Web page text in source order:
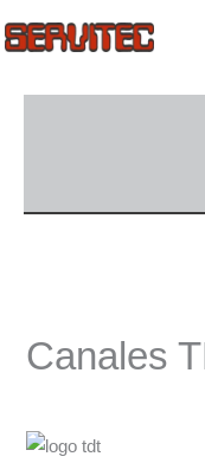
al
Canales